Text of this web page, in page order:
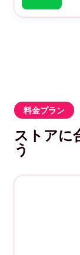
ス
料金プラン
ストアに
う